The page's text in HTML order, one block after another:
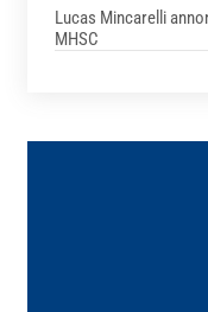
Lucas Mincarelli
MHSC